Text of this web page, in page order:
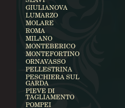
GIULIANOVA
LUMARZO
MOLARE
ROMA
MILANO
MONTEBERICO
MONTEFORTINO
ORNAVASSO
PELLESTRINA
PESCHIERA SUL
GARDA
PIEVE DI
TAGLIAMENTO
POMPEI